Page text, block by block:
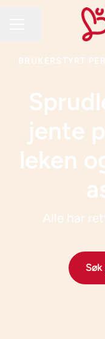
BRUKERSTYRT
jente
leken
Alle har
Søk